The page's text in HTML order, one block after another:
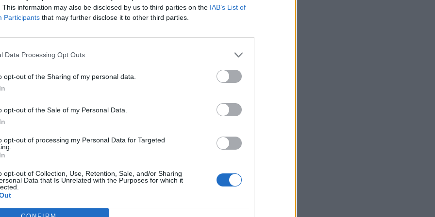
This information may also be disclosed by us to third parties on the IAB’s List of
Participants that may further disclose it to other third parties.
Data Processing Opt Outs
opt-out of the Sharing of my personal data.
opt-out of the Sale of my Personal Data.
opt-out of processing my Personal Data for Targeted
opt-out of Collection, Use, Retention, Sale, and/or Sharing
Data that Is Unrelated with the Purposes for which it
testülete május végén hozta meg elsőfokú elmarasztaló határozatát a
bizottság megállapította, hogy Taraczky jogszabályokat és etikai előírásokat is
tartalmazza:
cikkarchívum
elmúlt 2 év napon belüli
Előfizetés